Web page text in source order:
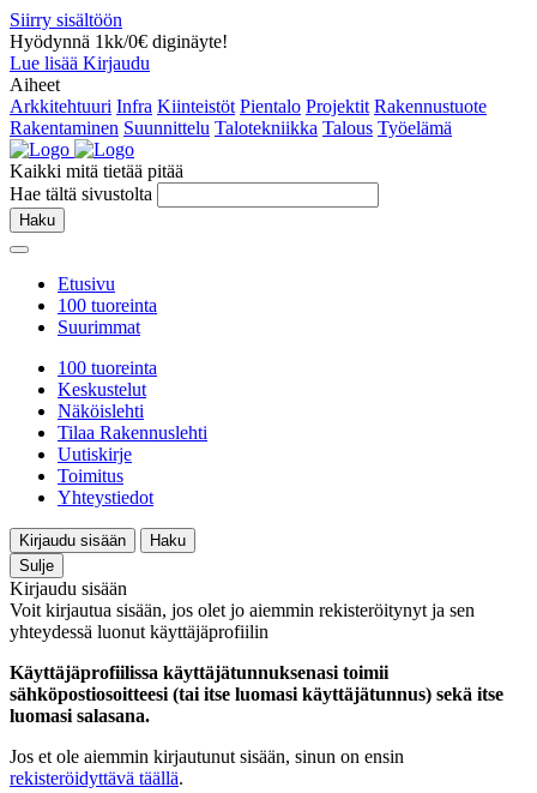
Siirry sisältöön
Hyödynnä 1kk/0€ diginäyte!
Lue lisää Kirjaudu
Aiheet
Arkkitehtuuri Infra Kiinteistöt Pientalo Projektit Rakennustuote
Rakentaminen Suunnittelu Talotekniikka Talous Työelämä
Kaikki mitä tietää pitää
Hae tältä sivustolta
Haku
Etusivu
100 tuoreinta
Suurimmat
100 tuoreinta
Keskustelut
Näköislehti
Tilaa Rakennuslehti
Uutiskirje
Toimitus
Yhteystiedot
Kirjaudu sisään
Haku
Sulje
Kirjaudu sisään
Voit kirjautua sisään, jos olet jo aiemmin rekisteröitynyt ja sen
yhteydessä luonut käyttäjäprofiilin
Käyttäjäprofiilissa käyttäjätunnuksenasi toimii
sähköpostiosoitteesi (tai itse luomasi käyttäjätunnus) sekä itse
luomasi salasana.
Jos et ole aiemmin kirjautunut sisään, sinun on ensin
rekisteröidyttävä täällä.